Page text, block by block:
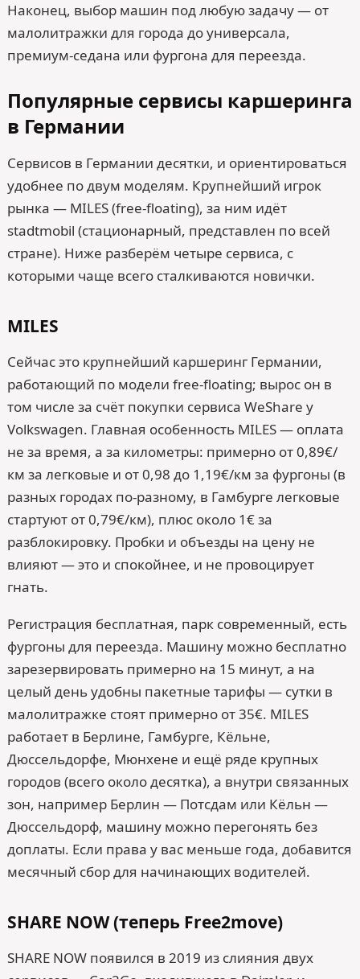
Наконец, выбор машин под любую задачу — от
малолитражки для города до универсала,
премиум-седана или фургона для переезда.
Популярные сервисы каршеринга
в Германии
Сервисов в Германии десятки, и ориентироваться
удобнее по двум моделям. Крупнейший игрок
рынка — MILES (free-floating), за ним идёт
stadtmobil (стационарный, представлен по всей
стране). Ниже разберём четыре сервиса, с
которыми чаще всего сталкиваются новички.
MILES
Сейчас это крупнейший каршеринг Германии,
работающий по модели free-floating; вырос он в
том числе за счёт покупки сервиса WeShare у
Volkswagen. Главная особенность MILES — оплата
не за время, а за километры: примерно от 0,89€/
км за легковые и от 0,98 до 1,19€/км за фургоны (в
разных городах по-разному, в Гамбурге легковые
стартуют от 0,79€/км), плюс около 1€ за
разблокировку. Пробки и объезды на цену не
влияют — это и спокойнее, и не провоцирует
гнать.
Регистрация бесплатная, парк современный, есть
фургоны для переезда. Машину можно бесплатно
зарезервировать примерно на 15 минут, а на
целый день удобны пакетные тарифы — сутки в
малолитражке стоят примерно от 35€. MILES
работает в Берлине, Гамбурге, Кёльне,
Дюссельдорфе, Мюнхене и ещё ряде крупных
городов (всего около десятка), а внутри связанных
зон, например Берлин — Потсдам или Кёльн —
Дюссельдорф, машину можно перегонять без
доплаты. Если права у вас меньше года, добавится
месячный сбор для начинающих водителей.
SHARE NOW (теперь Free2move)
SHARE NOW появился в 2019 из слияния двух